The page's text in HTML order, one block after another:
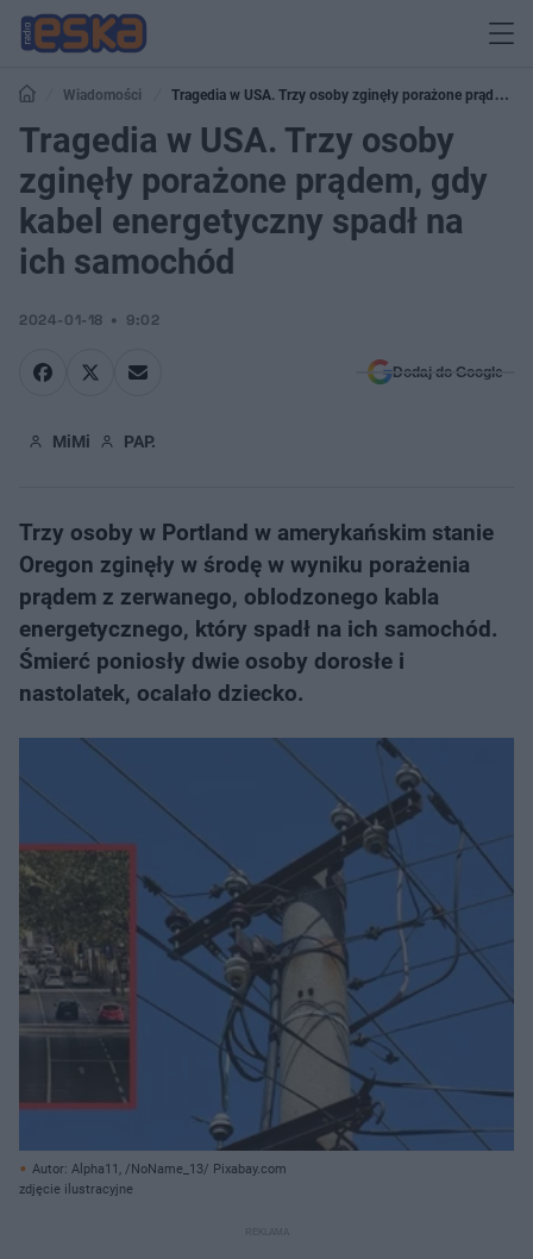
Wiadomości
Tragedia w USA. Trzy osoby zginęły porażone prądem,
gdy kabel energetyczny spadł na ich samochód
Tragedia w USA. Trzy osoby
zginęły porażone prądem, gdy
kabel energetyczny spadł na
ich samochód
2024-01-18 9:02
Dodaj do Google
MiMi PAP.
Trzy osoby w Portland w amerykańskim stanie
Oregon zginęły w środę w wyniku porażenia
prądem z zerwanego, oblodzonego kabla
energetycznego, który spadł na ich samochód.
Śmierć poniosły dwie osoby dorosłe i
nastolatek, ocalało dziecko.
Autor: Alpha11, /NoName_13/ Pixabay.com
zdjęcie ilustracyjne